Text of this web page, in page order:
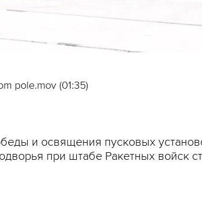
pole.mov (01:35)
и освящения пусковых
при штабе Ракетных войск